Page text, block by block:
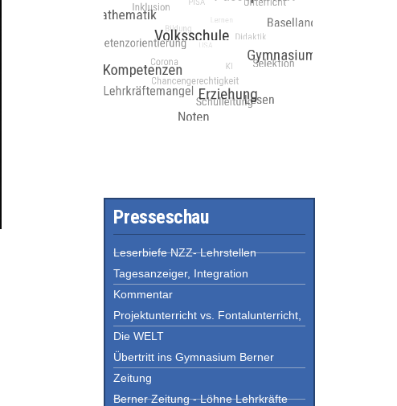
Presseschau
Leserbiefe NZZ- Lehrstellen
Tagesanzeiger, Integration
Kommentar
Projektunterricht vs. Fontalunterricht,
Die WELT
Übertritt ins Gymnasium Berner
Zeitung
Berner Zeitung - Löhne Lehrkräfte